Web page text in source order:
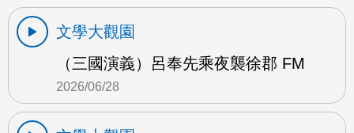
文學大觀園
（三國演義）呂奉先乘夜襲徐郡 FM
2026/06/28